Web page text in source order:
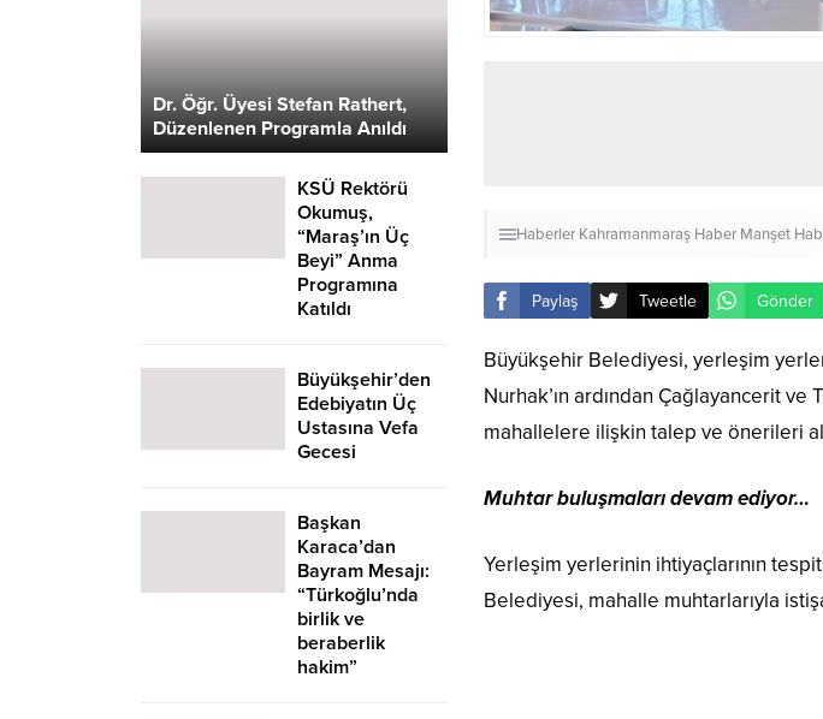
Haberler Kahramanmaraş Haber Manşet
Paylaş Tweetle Gönder
Büyükşehir Belediyesi, yerleşim
Nurhak’ın ardından Çağlayancerit ve
mahallelere ilişkin talep ve önerileri
Muhtar buluşmaları devam ediyor…
Yerleşim yerlerinin ihtiyaçlarının
Belediyesi, mahalle muhtarlarıyla
Dr. Öğr. Üyesi Stefan Rathert,
Düzenlenen Programla Anıldı
KSÜ Rektörü
Okumuş,
“Maraş’ın Üç
Beyi” Anma
Programına
Katıldı
Büyükşehir’den
Edebiyatın Üç
Ustasına Vefa
Gecesi
Başkan
Karaca’dan
Bayram Mesajı:
“Türkoğlu’nda
birlik ve
beraberlik
hakim”